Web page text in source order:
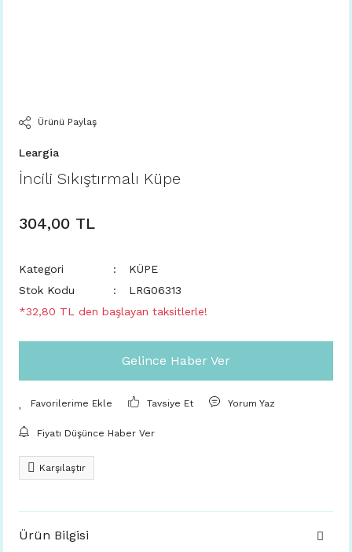
Ürünü Paylaş
Leargia
İncili Sıkıştırmalı Küpe
304,00 TL
Kategori
KÜPE
Stok Kodu
LRG06313
*32,80 TL den başlayan taksitlerle!
Gelince Haber Ver
Tavsiye Et Yorum Yaz
Fiyatı Düşünce Haber Ver
Karşılaştır
Ürün Bilgisi